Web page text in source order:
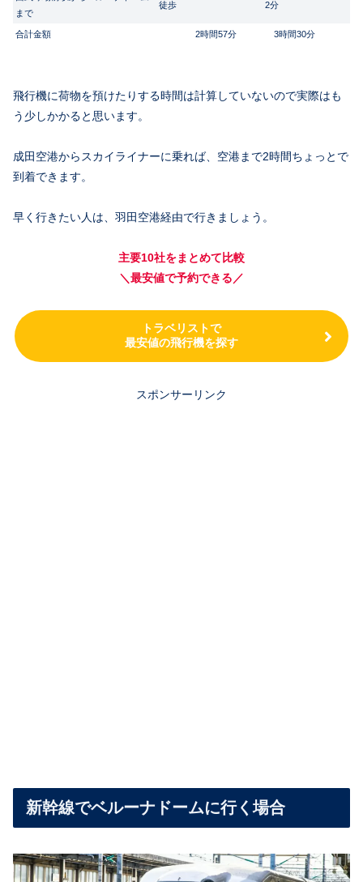
まで
徒歩 2分
合計金額 2時間57分 3時間30分
飛行機に荷物を預けたりする時間は計算していないので実際はも
う少しかかると思います。
成田空港からスカイライナーに乗れば、空港まで2時間ちょっとで
到着できます。
早く行きたい人は、羽田空港経由で行きましょう。
主要10社をまとめて比較
＼最安値で予約できる／
トラベリストで
最安値の飛行機を探す
スポンサーリンク
新幹線でベルーナドームに行く場合